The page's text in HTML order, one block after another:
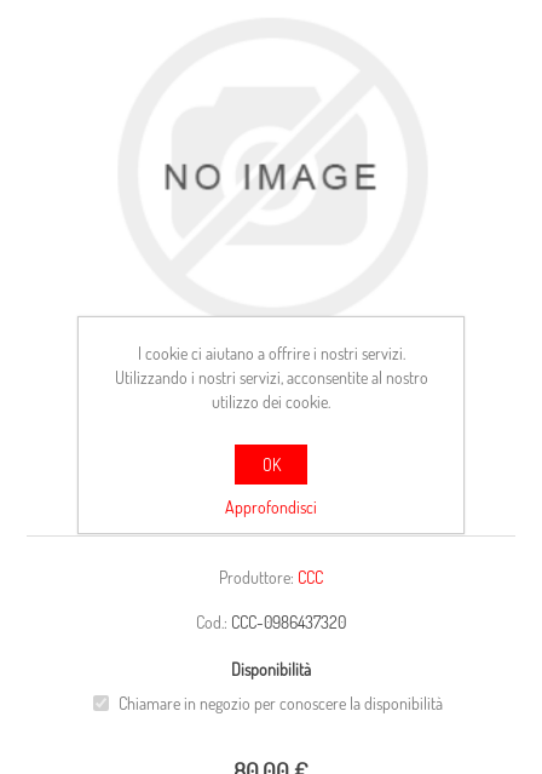
CARCASSA
Produttore: CCC
Cod.: CCC-0986437320
Disponibilità
Chiamare in negozio per conoscere la disponibilità
I cookie ci aiutano a offrire i nostri servizi.
Utilizzando i nostri servizi, acconsentite al nostro
utilizzo dei cookie.
OK
Approfondisci